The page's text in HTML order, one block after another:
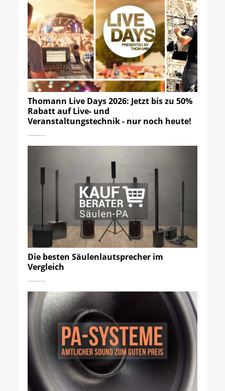
Thomann Live Days 2026: Jetzt bis zu 50%
Rabatt auf Live- und
Veranstaltungstechnik - nur noch heute!
Die besten Säulenlautsprecher im
Vergleich